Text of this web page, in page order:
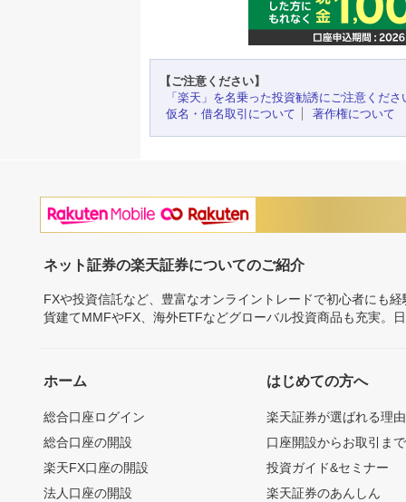
【ご注意ください】
「楽天」を名乗った投資勧誘にご注意くださ
仮名・借名取引について
著作権について
ネット証券の楽天証券についてのご紹介
FXや投資信託など、豊富なオンライントレードで初心者にも
貨建てMMFやFX、海外ETFなどグローバル投資商品も充実。
ホーム
総合口座ログイン
総合口座の開設
楽天FX口座の開設
法人口座の開設
はじめての方へ
楽天証券が選ばれる理由
口座開設からお取引ま
投資ガイド&セミナー
楽天証券のあんしん